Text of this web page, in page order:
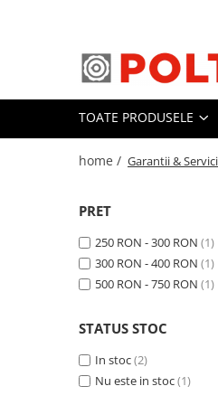
Toate Produsele
Aparate Medicale
Aspiratoare profesionale
Aspiratoare cu abur
Aspiratoare cu spălare
Aspiratoare cu apa
Aspirator profesional
Aparate de calcat vertical
Mese de calcat profesionale
TOATE PRODUSELE
home / Garantii &
PRET
250 RON - 300 RON (1)
300 RON - 400 RON (1)
500 RON - 750 RON (1)
STATUS STOC
In stoc(2)
Nu este in stoc(1)